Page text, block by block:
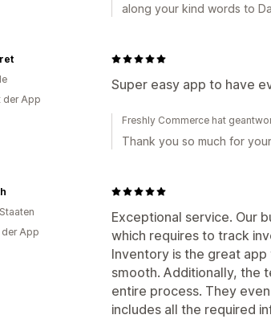
along your kind words to
Super easy app to have
der App
Freshly Commerce hat
Thank you so much for
Exceptional service. Our
which requires to track
Inventory is the great
smooth. Additionally, the
entire process. They
includes all the required
der App